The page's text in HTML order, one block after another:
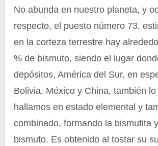
No abunda en nuestro planeta, y
respecto, el puesto número 73,
en la corteza terrestre hay
% de bismuto, siendo el lugar
depósitos, América del Sur, en
Bolivia. México y China, también
hallamos en estado elemental y
combinado, formando la bismutita
bismuto. Es obtenido al tostar su